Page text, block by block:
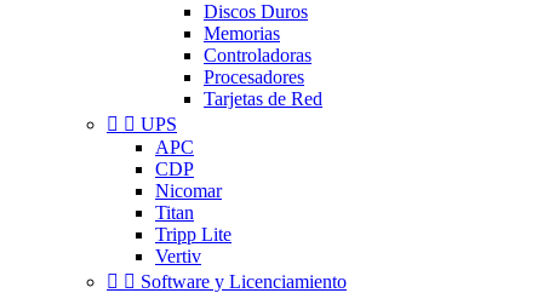
Discos Duros
Memorias
Controladoras
Procesadores
Tarjetas de Red
  UPS
APC
CDP
Nicomar
Titan
Tripp Lite
Vertiv
  Software y Licenciamiento